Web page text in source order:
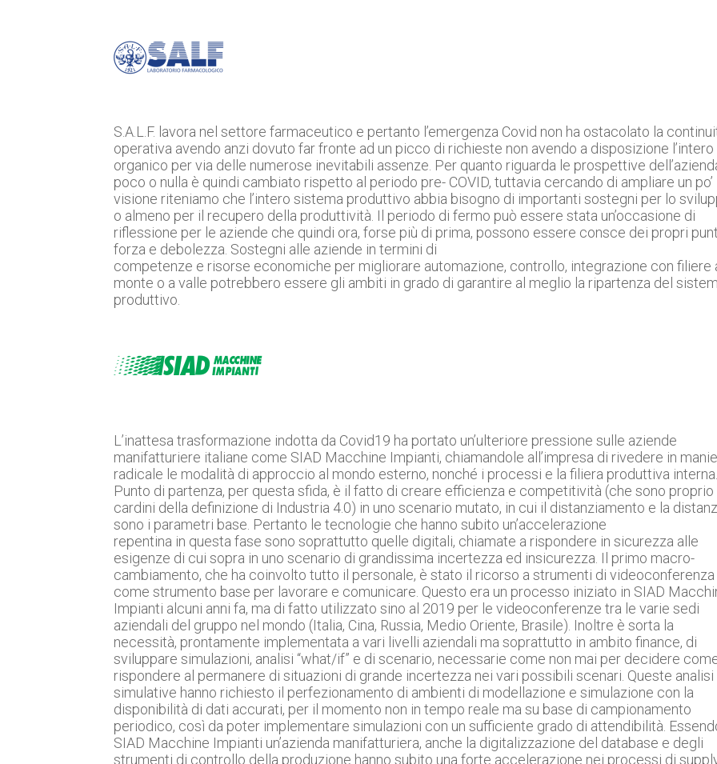
S.A.L.F. lavora nel settore farmaceutico e pertanto l’emergenza Covid non ha ostacolato la
operativa avendo anzi dovuto far fronte ad un picco di richieste non avendo a disposizione l’intero
organico per via delle numerose inevitabili assenze. Per quanto riguarda le prospettive
poco o nulla è quindi cambiato rispetto al periodo pre- COVID, tuttavia cercando di ampliare un po’
visione riteniamo che l’intero sistema produttivo abbia bisogno di importanti sostegni per lo
o almeno per il recupero della produttività. Il periodo di fermo può essere stata un’occasione di
riflessione per le aziende che quindi ora, forse più di prima, possono essere consce dei propri
forza e debolezza. Sostegni alle aziende in termini di
competenze e risorse economiche per migliorare automazione, controllo, integrazione con filiere
monte o a valle potrebbero essere gli ambiti in grado di garantire al meglio la ripartenza del
produttivo.
L’inattesa trasformazione indotta da Covid19 ha portato un’ulteriore pressione sulle aziende
manifatturiere italiane come SIAD Macchine Impianti, chiamandole all’impresa di rivedere in
radicale le modalità di approccio al mondo esterno, nonché i processi e la filiera produttiva interna.
Punto di partenza, per questa sfida, è il fatto di creare efficienza e competitività (che sono proprio
cardini della definizione di Industria 4.0) in uno scenario mutato, in cui il distanziamento e la
sono i parametri base. Pertanto le tecnologie che hanno subito un’accelerazione
repentina in questa fase sono soprattutto quelle digitali, chiamate a rispondere in sicurezza alle
esigenze di cui sopra in uno scenario di grandissima incertezza ed insicurezza. Il primo macro-
cambiamento, che ha coinvolto tutto il personale, è stato il ricorso a strumenti di videoconferenza
come strumento base per lavorare e comunicare. Questo era un processo iniziato in SIAD
Impianti alcuni anni fa, ma di fatto utilizzato sino al 2019 per le videoconferenze tra le varie sedi
aziendali del gruppo nel mondo (Italia, Cina, Russia, Medio Oriente, Brasile). Inoltre è sorta la
necessità, prontamente implementata a vari livelli aziendali ma soprattutto in ambito finance, di
sviluppare simulazioni, analisi “what/if” e di scenario, necessarie come non mai per decidere
rispondere al permanere di situazioni di grande incertezza nei vari possibili scenari. Queste analisi
simulative hanno richiesto il perfezionamento di ambienti di modellazione e simulazione con la
disponibilità di dati accurati, per il momento non in tempo reale ma su base di campionamento
periodico, così da poter implementare simulazioni con un sufficiente grado di attendibilità.
SIAD Macchine Impianti un’azienda manifatturiera, anche la digitalizzazione del database e degli
strumenti di controllo della produzione hanno subito una forte accelerazione nei processi di